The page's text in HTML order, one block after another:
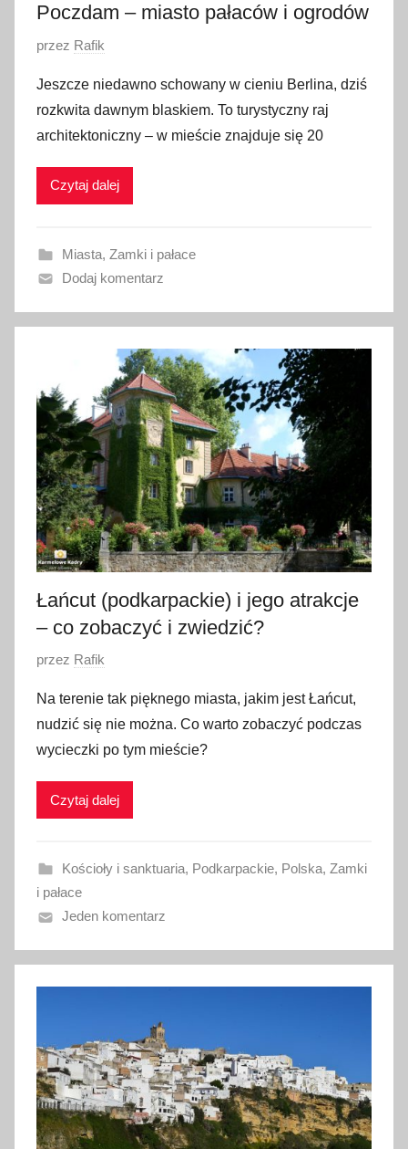
Poczdam – miasto pałaców i ogrodów
O
u
b
l
i
a
n
2
w
e
t
n
i
a
2
0
przez Rafik
Jeszcze niedawno schowany w cieniu Berlina, dziś
rozkwita dawnym blaskiem. To turystyczny raj
architektoniczny – w mieście znajduje się 20
Czytaj dalej
Miasta, Zamki i pałace
Dodaj komentarz
Łańcut (podkarpackie) i jego atrakcje
– co zobaczyć i zwiedzić?
O
u
b
l
i
a
n
o
s
i
p
n
i
a
przez Rafik
Na terenie tak pięknego miasta, jakim jest Łańcut,
nudzić się nie można. Co warto zobaczyć podczas
wycieczki po tym mieście?
Czytaj dalej
Kościoły i sanktuaria, Podkarpackie, Polska, Zamki
i pałace
Jeden komentarz